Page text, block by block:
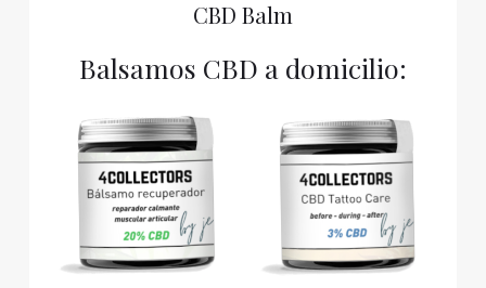
CBD Balm
Balsamos CBD a domicilio: